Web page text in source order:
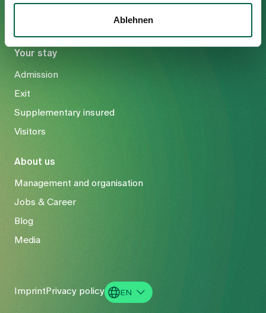
Ablehnen
Your stay
Admission
Exit
Supplementary insured
Visitors
About us
Management and organisation
Jobs & Career
Blog
Media
Imprint Privacy policy
EN